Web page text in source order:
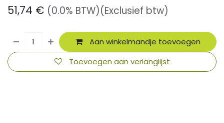
51,74 € (0.0% BTW)(Exclusief btw)
Aan winkelmandje toevoegen
Toevoegen aan verlanglijst